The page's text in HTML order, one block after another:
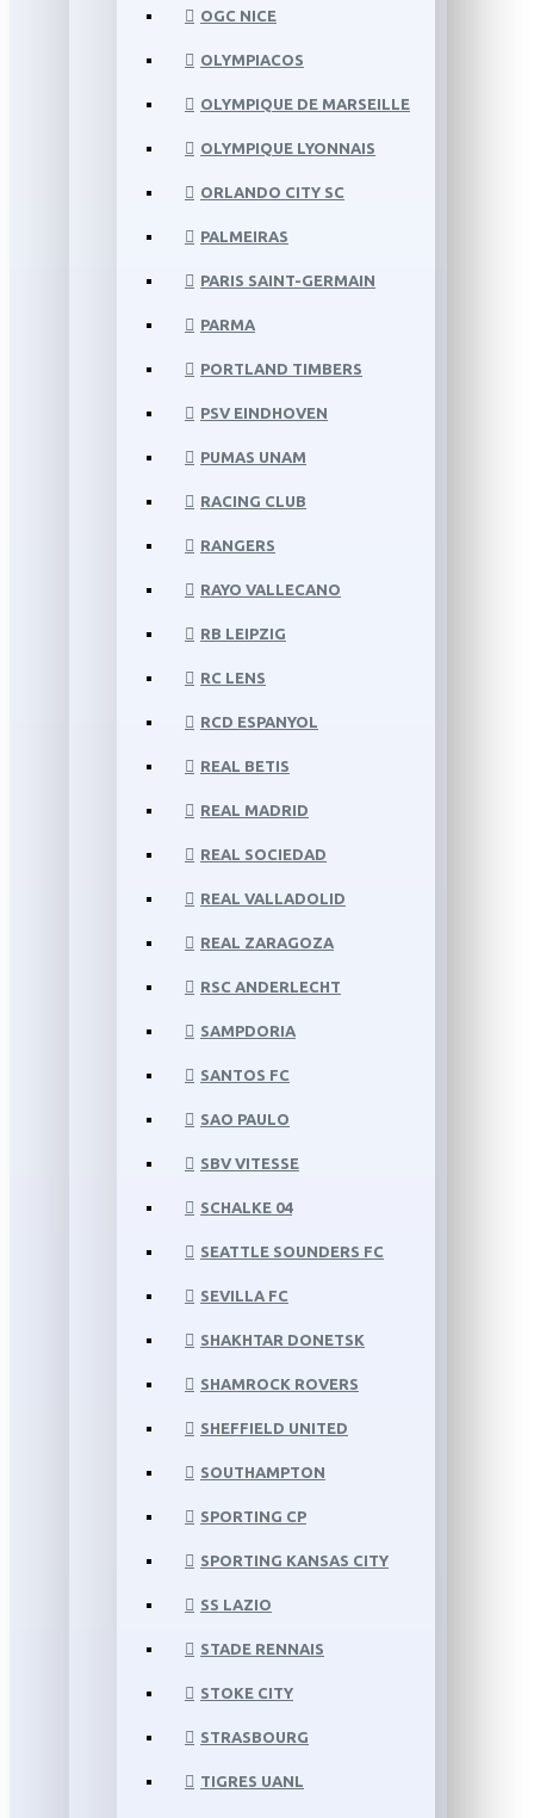
OGC NICE
OLYMPIACOS
OLYMPIQUE DE MARSEILLE
OLYMPIQUE LYONNAIS
ORLANDO CITY SC
PALMEIRAS
PARIS SAINT-GERMAIN
PARMA
PORTLAND TIMBERS
PSV EINDHOVEN
PUMAS UNAM
RACING CLUB
RANGERS
RAYO VALLECANO
RB LEIPZIG
RC LENS
RCD ESPANYOL
REAL BETIS
REAL MADRID
REAL SOCIEDAD
REAL VALLADOLID
REAL ZARAGOZA
RSC ANDERLECHT
SAMPDORIA
SANTOS FC
SAO PAULO
SBV VITESSE
SCHALKE 04
SEATTLE SOUNDERS FC
SEVILLA FC
SHAKHTAR DONETSK
SHAMROCK ROVERS
SHEFFIELD UNITED
SOUTHAMPTON
SPORTING CP
SPORTING KANSAS CITY
SS LAZIO
STADE RENNAIS
STOKE CITY
STRASBOURG
TIGRES UANL